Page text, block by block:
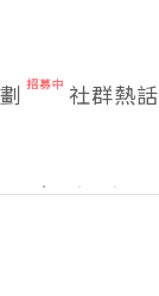
社群熱話